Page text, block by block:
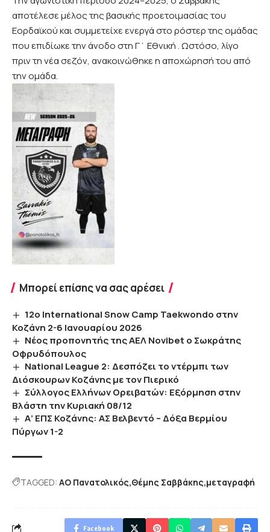
αποτέλεσε μέλος της βασικής προετοιμασίας του
Εορδαϊκού και συμμετείχε ενεργά στο ρόστερ της ομάδας
που επιδίωκε την άνοδο στη Γ΄ Εθνική . Ωστόσο, λίγο
πριν τη νέα σεζόν, ανακοινώθηκε η αποχώρησή του από
την ομάδα.
Μπορεί επίσης να σας αρέσει
12ο International Snow Camp Taekwondo στην
Κοζάνη 2-6 Ιανουαρίου 2026
Νέος προπονητής της ΑΕΛ Novibet ο Σωκράτης
Οφρυδόπουλος
National League 2: Δεσπόζει το ντέρμπι των
Διόσκουρων Κοζάνης με τον Πιερικό
Σύλλογος Ελλήνων Ορειβατών: Εξόρμηση στην
Βλάστη την Κυριακή 08/12
Α’ ΕΠΣ Κοζάνης: ΑΣ Βελβεντό – Δόξα Βερμίου
Πύργων 1-2
TAGGED: ΑΟ Πανατολικός Θέμης Σαββάκης μεταγραφή
Facebook